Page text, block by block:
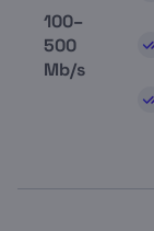
100–
500
Mb/s